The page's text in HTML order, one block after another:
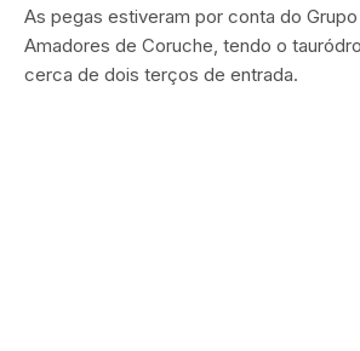
As pegas estiveram por conta do
Amadores de Coruche, tendo o
cerca de dois terços de entrada.